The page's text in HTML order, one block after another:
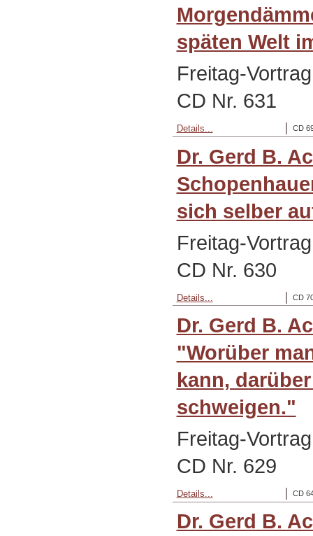
späten Welt
Freitag-
CD Nr. 631
CD
Details...
Dr. Gerd B.
sich selber
Freitag-
CD Nr. 630
CD
Details...
Dr. Gerd B.
"Worüber
kann,
schweigen."
Freitag-
CD Nr. 629
CD
Details...
Dr. Gerd B.